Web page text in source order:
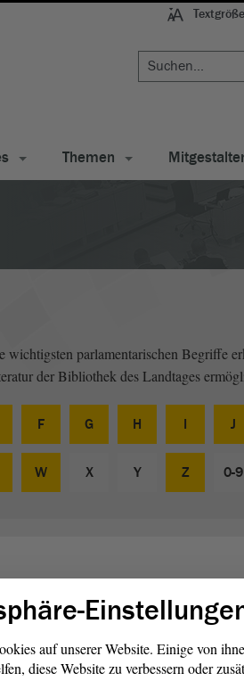
Textgröße
Themen
wichtigsten parlamentarischen Begriffe
der Bibliothek des Landtages
F G H I J
W X Y Z 0-9
Formular, auf dem die Kandidaten und
sind. Sie unterscheiden sich
auf unserer Website. Einige von
diese Website zu verbessern oder